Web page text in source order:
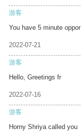
游客
You have 5 minute oppor
2022-07-21
游客
Hello, Greetings fr
2022-07-16
游客
Horny Shriya called you